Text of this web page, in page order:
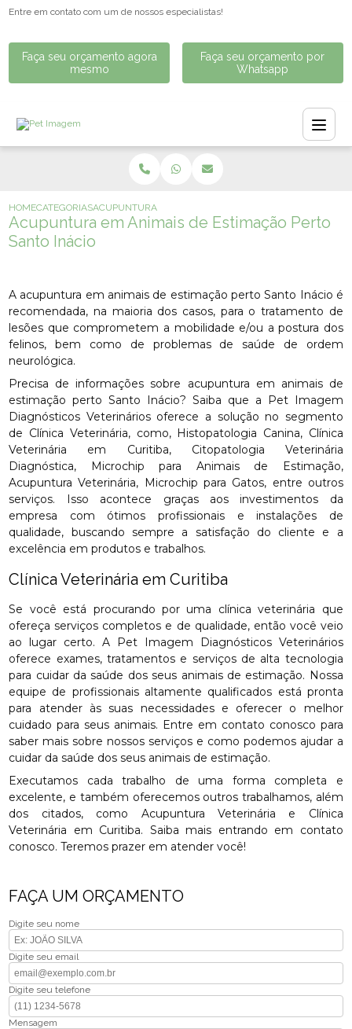
Entre em contato com um de nossos especialistas!
Faça seu orçamento agora
mesmo
Faça seu orçamento por
Whatsapp
HOMECATEGORIASACUPUNTURA EM ANIMAIS DE ESTIMAÇÃO PERTO SANTO
Acupuntura em Animais de Estimação Perto
Santo Inácio
A acupuntura em animais de estimação perto Santo Inácio é
recomendada, na maioria dos casos, para o tratamento de
lesões que comprometem a mobilidade e/ou a postura dos
felinos, bem como de problemas de saúde de ordem
neurológica.
Precisa de informações sobre acupuntura em animais de
estimação perto Santo Inácio? Saiba que a Pet Imagem
Diagnósticos Veterinários oferece a solução no segmento
de Clínica Veterinária, como, Histopatologia Canina, Clínica
Veterinária em Curitiba, Citopatologia Veterinária
Diagnóstica, Microchip para Animais de Estimação,
Acupuntura Veterinária, Microchip para Gatos, entre outros
serviços. Isso acontece graças aos investimentos da
empresa com ótimos profissionais e instalações de
qualidade, buscando sempre a satisfação do cliente e a
excelência em produtos e trabalhos.
Clínica Veterinária em Curitiba
Se você está procurando por uma clínica veterinária que
ofereça serviços completos e de qualidade, então você veio
ao lugar certo. A Pet Imagem Diagnósticos Veterinários
oferece exames, tratamentos e serviços de alta tecnologia
para cuidar da saúde dos seus animais de estimação. Nossa
equipe de profissionais altamente qualificados está pronta
para atender às suas necessidades e oferecer o melhor
cuidado para seus animais. Entre em contato conosco para
saber mais sobre nossos serviços e como podemos ajudar a
cuidar da saúde dos seus animais de estimação.
Executamos cada trabalho de uma forma completa e
excelente, e também oferecemos outros trabalhamos, além
dos citados, como Acupuntura Veterinária e Clínica
Veterinária em Curitiba. Saiba mais entrando em contato
conosco. Teremos prazer em atender você!
FAÇA UM ORÇAMENTO
Digite seu nome
Digite seu email
Digite seu telefone
Mensagem